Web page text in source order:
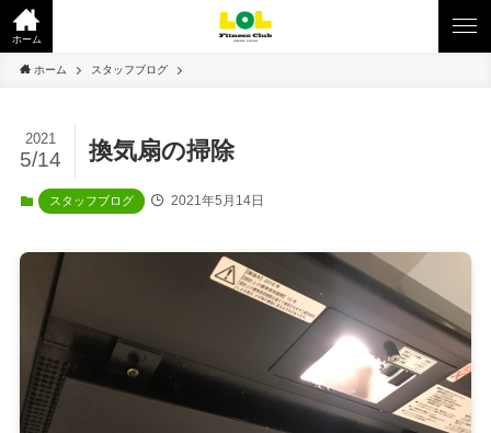
ホーム
ホーム スタッフブログ
換気扇の掃除
2021
5/14
スタッフブログ 2021年5月14日